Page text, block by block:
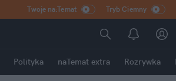
Twoje na:Temat Tryb Ciemny
Polityka naTemat extra Rozrywka